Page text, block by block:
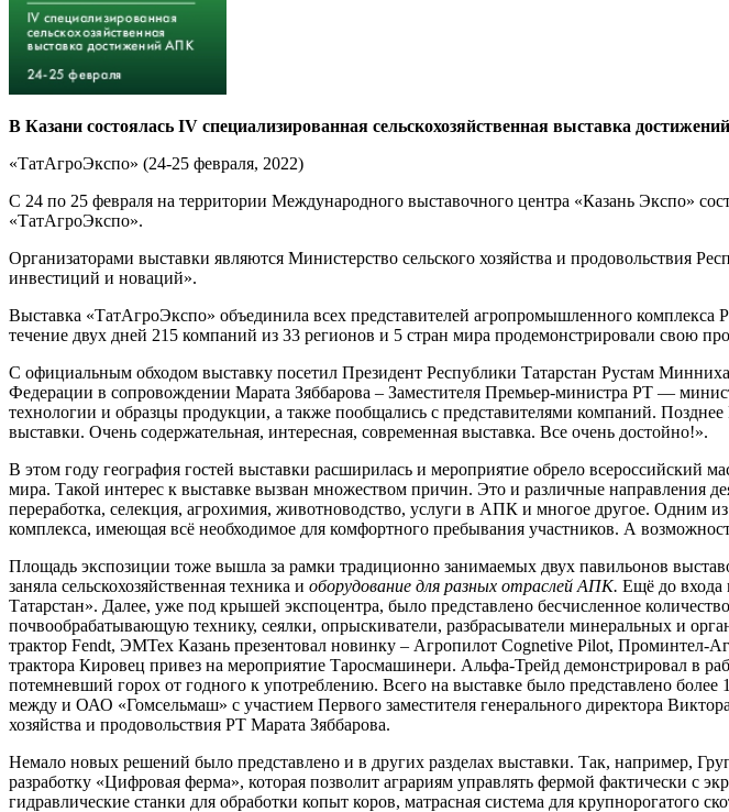
В Казани состоялась IV специализированная сельскохозяйственная выставка
«ТатАгроЭкспо» (24-25 февраля, 2022)
С 24 по 25 февраля на территории Международного выставочного центра «Казань Экспо»
«ТатАгроЭкспо».
Организаторами выставки являются Министерство сельского хозяйства и
инвестиций и новаций».
Выставка «ТатАгроЭкспо» объединила всех представителей агропромышленного
течение двух дней 215 компаний из 33 регионов и 5 стран мира продемонстрировали свою
С официальным обходом выставку посетил Президент Республики Татарстан Рустам
Федерации в сопровождении Марата Зяббарова – Заместителя Премьер-министра РТ —
технологии и образцы продукции, а также пообщались с представителями компаний.
выставки. Очень содержательная, интересная, современная выставка. Все очень достойно!».
В этом году география гостей выставки расширилась и мероприятие обрело
мира. Такой интерес к выставке вызван множеством причин. Это и различные направления
переработка, селекция, агрохимия, животноводство, услуги в АПК и многое другое. Одним
комплекса, имеющая всё необходимое для комфортного пребывания участников. А
Площадь экспозиции тоже вышла за рамки традиционно занимаемых двух павильонов
заняла сельскохозяйственная техника и оборудование для разных отраслей АПК. Ещё до входа
Татарстан». Далее, уже под крышей экспоцентра, было представлено бесчисленное
почвообрабатывающую технику, сеялки, опрыскиватели, разбрасыватели минеральных и
трактор Fendt, ЭМТех Казань презентовал новинку – Агропилот Cognetive Pilot, Проминтел-
трактора Кировец привез на мероприятие Таросмашинери. Альфа-Трейд демонстрировал в
потемневший горох от годного к употреблению. Всего на выставке было представлено
между и ОАО «Гомсельмаш» с участием Первого заместителя генерального директора
хозяйства и продовольствия РТ Марата Зяббарова.
Немало новых решений было представлено и в других разделах выставки. Так, например,
разработку «Цифровая ферма», которая позволит аграриям управлять фермой фактически с
гидравлические станки для обработки копыт коров, матрасная система для крупнорогатого